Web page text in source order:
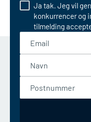
Ja tak. Jeg vil
konkurrencer og
tilmelding